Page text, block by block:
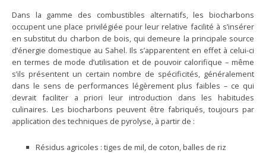
Dans la gamme des combustibles alternatifs, les biocharbons
occupent une place privilégiée pour leur relative facilité à s’insérer
en substitut du charbon de bois, qui demeure la principale source
d’énergie domestique au Sahel. Ils s’apparentent en effet à celui-ci
en termes de mode d’utilisation et de pouvoir calorifique – même
s’ils présentent un certain nombre de spécificités, généralement
dans le sens de performances légèrement plus faibles – ce qui
devrait faciliter a priori leur introduction dans les habitudes
culinaires. Les biocharbons peuvent être fabriqués, toujours par
application des techniques de pyrolyse, à partir de :
Résidus agricoles : tiges de mil, de coton, balles de riz